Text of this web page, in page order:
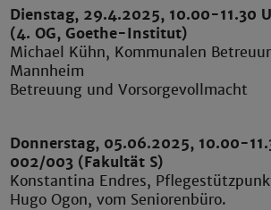
Dienstag, 29.4.2025, 10.00-11.30
(4. OG, Goethe-Institut)
Michael Kühn, Kommunalen
Mannheim
Betreuung und Vorsorgevollmacht
Donnerstag, 05.06.2025, 10.00-
002/003 (Fakultät S)
Konstantina Endres,
Hugo Ogon, vom Seniorenbüro.